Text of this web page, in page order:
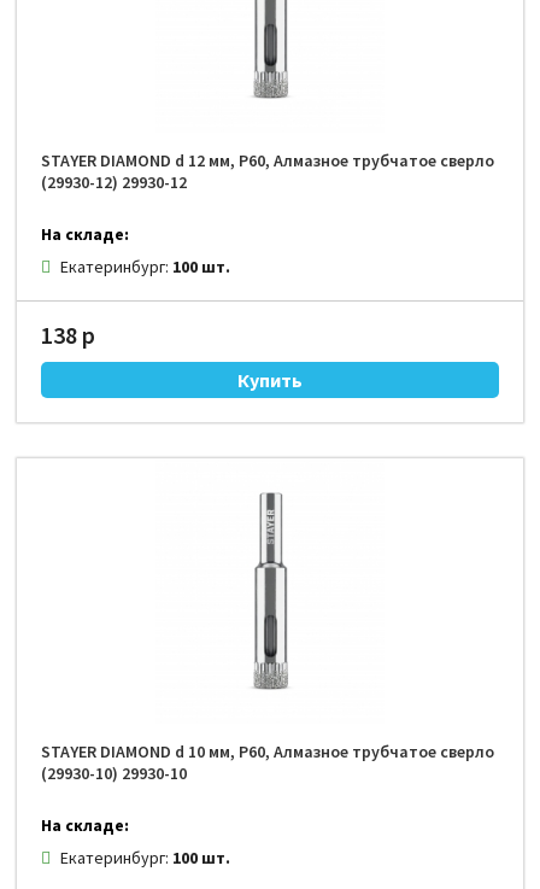
STAYER DIAMOND d 12 мм, Р60, Алмазное трубчатое сверло
(29930-12) 29930-12
На складе:
Екатеринбург: 100 шт.
138 р
STAYER DIAMOND d 10 мм, Р60, Алмазное трубчатое сверло
(29930-10) 29930-10
На складе:
Екатеринбург: 100 шт.